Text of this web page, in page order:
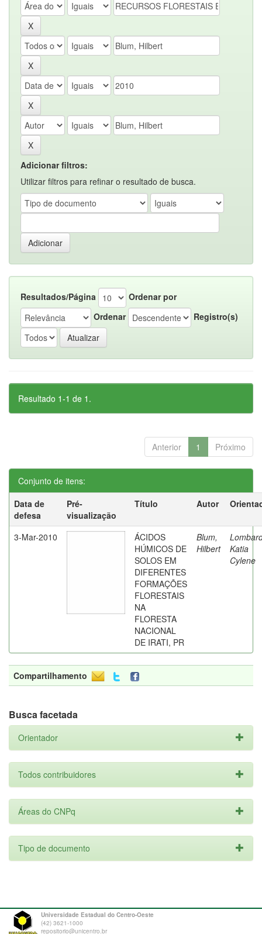
Adicionar filtros:
Utilizar filtros para refinar o resultado de busca.
Resultados/Página
Ordenar por
Ordenar
Registro(s)
Resultado 1-1 de 1.
Anterior 1 Próximo
Conjunto de itens:
Data de
defesa
Pré-
visualização
Título Autor
3-Mar-2010
ÁCIDOS
HÚMICOS DE
SOLOS EM
DIFERENTES
FORMAÇÕES
FLORESTAIS
NA
FLORESTA
NACIONAL
DE IRATI, PR
Blum,
Hilbert
Katia
Cylene
Compartilhamento
Busca facetada
Orientador
Todos contribuidores
Áreas do CNPq
Tipo de documento
Universidade Estadual do Centro-Oeste
(42) 3621-1000
repositorio@unicentro.br